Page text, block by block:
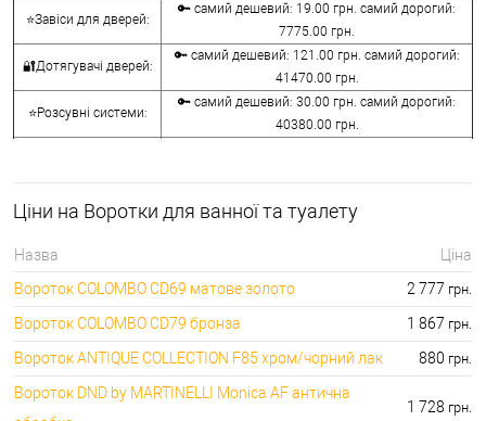
⭐Завіси для дверей:
🔑 самий дешевий: 19.00 грн. самий дорогий:
7775.00 грн.
🔐Дотягувачі дверей:
🔑 самий дешевий: 121.00 грн. самий дорогий:
41470.00 грн.
⭐Розсувні системи:
🔑 самий дешевий: 30.00 грн. самий дорогий:
40380.00 грн.
⭐Сейфи:
396000.00 грн.
🔐Домофони:
⭐Сигналізація AJAX:
🔑 самий дешевий: грн. самий дорогий: грн.
Ціни на Воротки для ванної та туалету
Назва
Ціна
Вороток COLOMBO CD69 матове золото
2 777 грн.
Вороток COLOMBO CD79 бронза 1 867 грн.
Вороток ANTIQUE COLLECTION F85 хром/чорний лак 880 грн.
Вороток DND by MARTINELLI Monica AF антична
1 728 грн.